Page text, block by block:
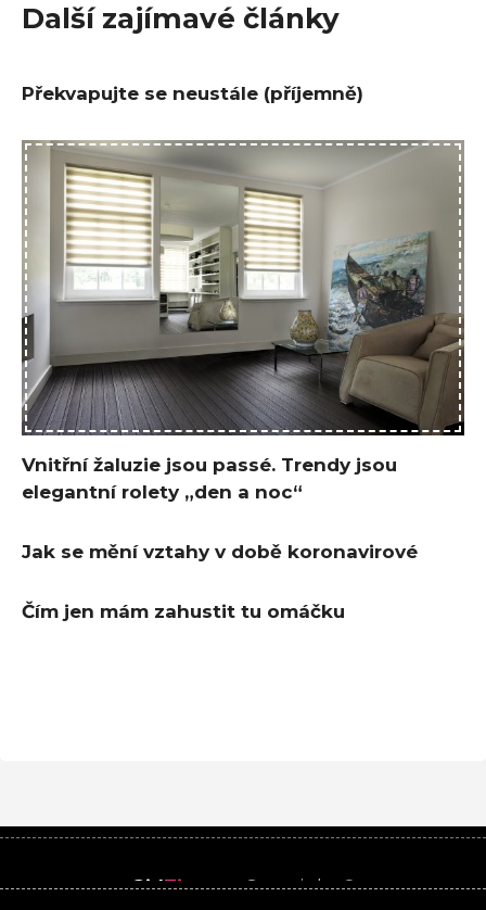
Další zajímavé články
Překvapujte se neustále (příjemně)
Vnitřní žaluzie jsou passé. Trendy jsou
elegantní rolety „den a noc“
Jak se mění vztahy v době koronavirové
Čím jen mám zahustit tu omáčku
GirlTime.czCopyright ©